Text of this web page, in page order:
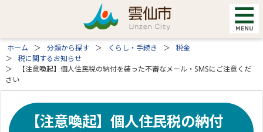
ホーム 分類から探す くらし・手続き
税金
税に関するお知らせ
【注意喚起】個人住民税の納付を装った不審なメール・SMSにご注意くだ
さい
【注意喚起】個人住民税の納付